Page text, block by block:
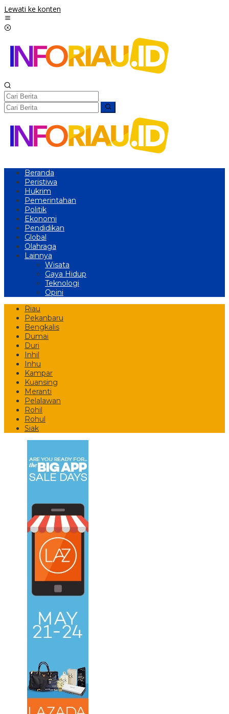
Lewati ke konten
Beranda
Peristiwa
Hukrim
Pemerintahan
Politik
Ekonomi
Pendidikan
Global
Olahraga
Lainnya
Wisata
Gaya Hidup
Teknologi
Opini
Riau
Pekanbaru
Bengkalis
Dumai
Duri
Inhil
Inhu
Kampar
Kuansing
Meranti
Pelalawan
Rohil
Rohul
Siak